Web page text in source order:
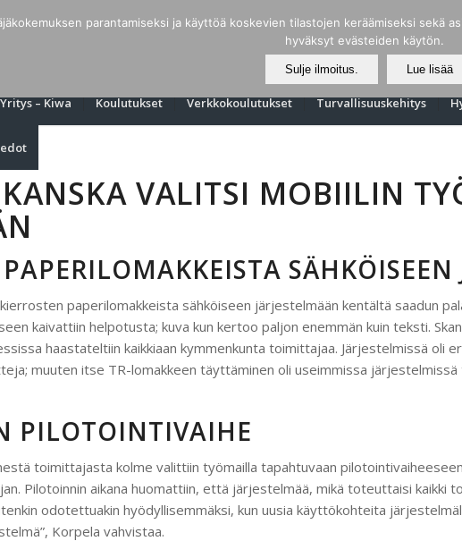
Yritys – Kiwa Koulutukset Verkkokoulutukset Turvallisuuskehitys
VALITSI MOBIILIN
SÄHKÖISEEN
paperilomakkeista sähköiseen järjestelmään kentältä saadun
kaivattiin helpotusta; kuva kun kertoo paljon enemmän kuin teksti.
haastateltiin kaikkiaan kymmenkunta toimittajaa. Järjestelmissä oli
muuten itse TR-lomakkeen täyttäminen oli useimmissa
PILOTOINTIVAIHE
toimittajasta kolme valittiin työmailla tapahtuvaan
Pilotoinnin aikana huomattiin, että järjestelmää, mikä toteuttaisi
odotettuakin hyödyllisemmäksi, kun uusia käyttökohteita
Korpela vahvistaa.
parantamiseksi ja käyttöä koskevien tilastojen keräämiseksi sekä
hyväksyt evästeiden käytön.
Sulje ilmoitus. Lue lisää